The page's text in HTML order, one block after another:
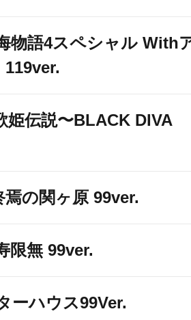
物語4スペシャル With
姫伝説〜BLACK DIVA
焉の関ヶ原 99ver.
限無 99ver.
ーハウス99Ver.